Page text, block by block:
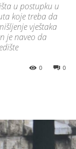
u postupku u
koje treba da
vještaka
je naveo da
0
0